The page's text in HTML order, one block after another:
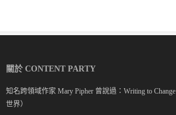
關於 CONTENT PARTY
知名跨領域作家 Mary Pipher 曾說過：Writing to
世界）